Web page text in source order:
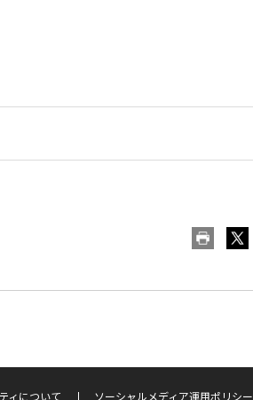
ィについて ソーシャルメディア運用ポリシー